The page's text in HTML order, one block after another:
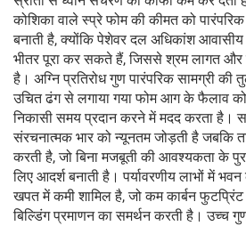
कोशिका वाले स्प्रे फोम की कीमत को पारंपरिक
बनाती है, क्योंकि पेशेवर दल अधिकांश
भीतर पूरा कर सकते हैं, जिससे श्रम लागत और
है। अग्नि प्रतिरोध गुण पारंपरिक सामग्री की
उचित ढंग से लगाया गया फोम आग के फैलाव
निकासी समय प्रदान करने में मदद करता है।
संरचनात्मक भार को न्यूनतम जोड़ती है जबकि
करती है, जो बिना मजबूती की आवश्यकता के
लिए आदर्श बनाती है। पर्यावरणीय लाभों में
खपत में कमी शामिल है, जो कम कार्बन फुटप्रिंट
बिल्डिंग प्रमाणन का समर्थन करती है। उच्च